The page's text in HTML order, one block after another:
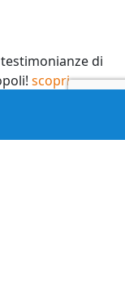
di
scopri